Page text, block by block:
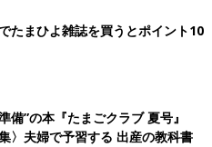
たまひよ雑誌を買うとポイント10
備”の本『たまごクラブ 夏号』
〉夫婦で予習する 出産の教科書